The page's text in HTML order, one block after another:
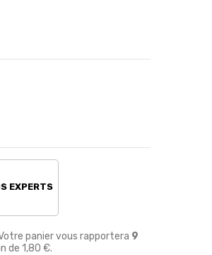
EXPERTS
panier vous rapportera 9
de 1,80 €.